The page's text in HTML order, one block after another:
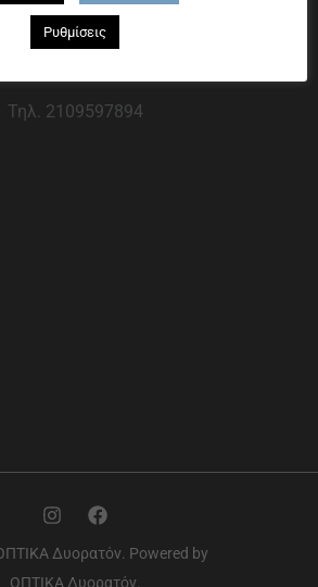
θα μας βρείτε
Τηλ. 2109597894
Δυορατόν. Powered by
ΟΠΤΙΚΑ Δυορατόν.
Ρυθμίσεις